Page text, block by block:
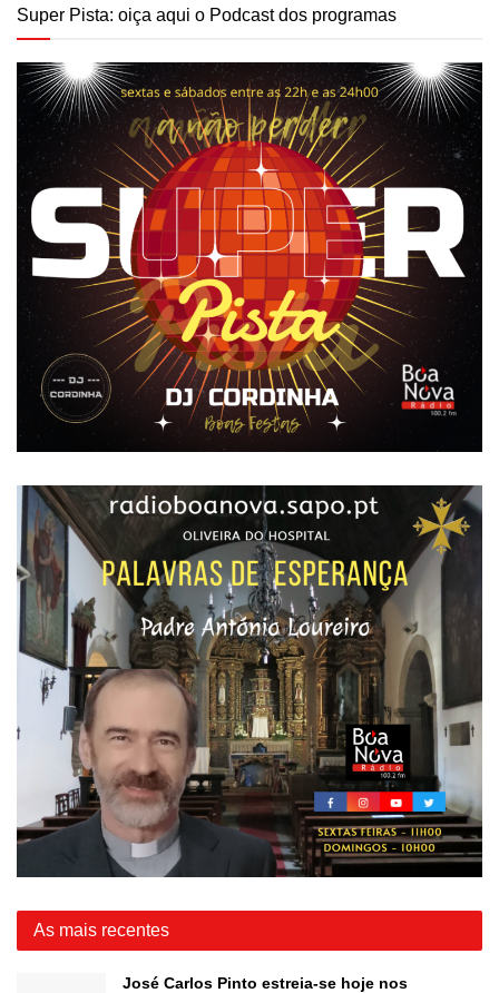
Super Pista: oiça aqui o Podcast dos programas
As mais recentes
José Carlos Pinto estreia-se hoje nos